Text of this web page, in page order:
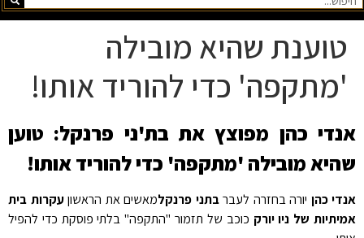
טוענת שהיא מובילה
'מתקפה' כדי להוריד אותו!
אנדי כהן מפוצץ את בת'ני פרנקל: טוען
שהיא מובילה 'מתקפה' כדי להוריד אותו!
אנדי כהן יורה בחזרה לעברבתני פרנקלמאשים את הראשוןעקרות בית
אמיתיות של ניו יורק כוכב של תזמור "התקפה" בלתי פוסקת כדי להפיל